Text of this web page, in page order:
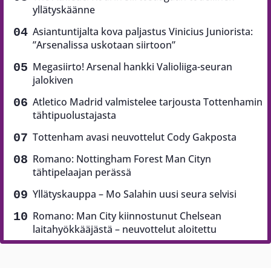
yllätyskäänne
Asiantuntijalta kova paljastus Vinicius Juniorista:
”Arsenalissa uskotaan siirtoon”
Megasiirto! Arsenal hankki Valioliiga-seuran
jalokiven
Atletico Madrid valmistelee tarjousta Tottenhamin
tähtipuolustajasta
Tottenham avasi neuvottelut Cody Gakposta
Romano: Nottingham Forest Man Cityn
tähtipelaajan perässä
Yllätyskauppa – Mo Salahin uusi seura selvisi
Romano: Man City kiinnostunut Chelsean
laitahyökkääjästä – neuvottelut aloitettu